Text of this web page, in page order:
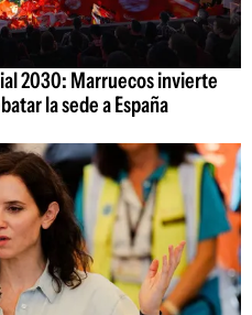
2030: Marruecos invierte
la sede a España